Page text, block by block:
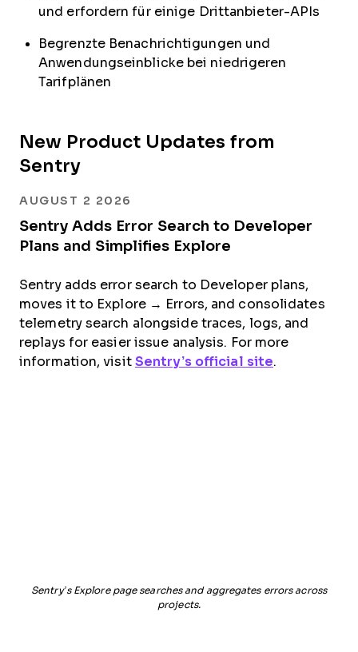
und erfordern für einige Drittanbieter-APIs
Begrenzte Benachrichtigungen und
Anwendungseinblicke bei niedrigeren
Tarifplänen
New Product Updates from
Sentry
Sentry’s Explore page searches and aggregates errors across
projects.
AUGUST 2 2026
Sentry Adds Error Search to Developer
Plans and Simplifies Explore
Sentry adds error search to Developer plans,
moves it to Explore → Errors, and consolidates
telemetry search alongside traces, logs, and
replays for easier issue analysis. For more
information, visit Sentry’s official site.